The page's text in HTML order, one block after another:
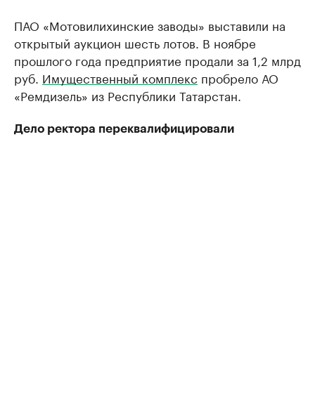
ПАО «Мотовилихинские заводы» выставили на
открытый аукцион шесть лотов. В ноябре
прошлого года предприятие продали за 1,2 млрд
руб. Имущественный комплекс пробрело АО
«Ремдизель» из Республики Татарстан.
Дело ректора переквалифицировали